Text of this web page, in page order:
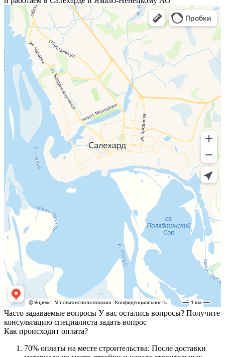
Часто задаваемые вопросы У вас остались вопросы? Получите
консультацию специалиста задать вопрос
Как происходит оплата?
70% оплаты на месте строительства: После доставки